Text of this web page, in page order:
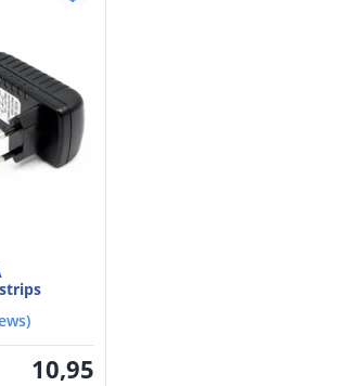
)
10,95